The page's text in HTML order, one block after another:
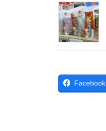
Facebook